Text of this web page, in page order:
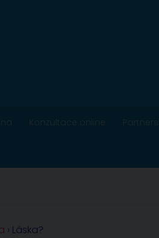
Konzultace online
› Láska?